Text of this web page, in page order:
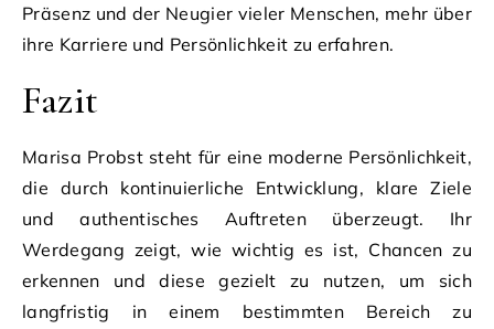
Präsenz und der Neugier vieler Menschen, mehr über
ihre Karriere und Persönlichkeit zu erfahren.
Fazit
Marisa Probst steht für eine moderne Persönlichkeit,
die durch kontinuierliche Entwicklung, klare Ziele
und authentisches Auftreten überzeugt. Ihr
Werdegang zeigt, wie wichtig es ist, Chancen zu
erkennen und diese gezielt zu nutzen, um sich
langfristig in einem bestimmten Bereich zu